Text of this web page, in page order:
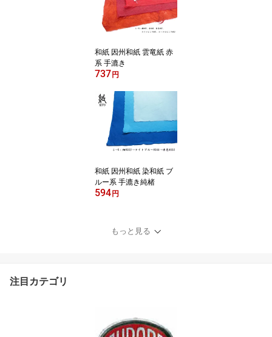
和紙 因州和紙 雲竜紙 赤
系 手漉き
737 円
和紙 因州和紙 染和紙 ブ
ルー系 手漉き純楮
594 円
もっと見る
注目カテゴリ